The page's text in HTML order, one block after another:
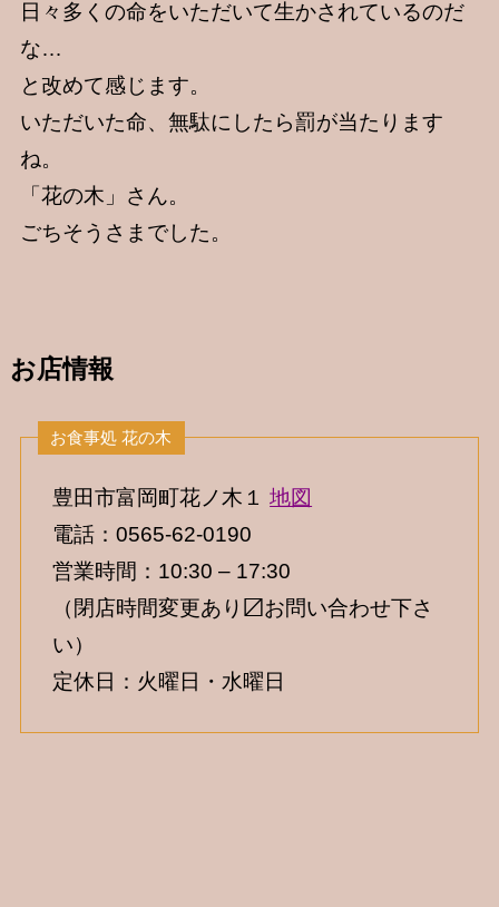
日々多くの命をいただいて生かされているのだ
な…
と改めて感じます。
いただいた命、無駄にしたら罰が当たります
ね。
「花の木」さん。
ごちそうさまでした。
お店情報
豊田市富岡町花ノ木１地図
電話：0565-62-0190
営業時間：10:30 – 17:30
（閉店時間変更あり〼お問い合わせ下さ
い）
定休日：火曜日・水曜日